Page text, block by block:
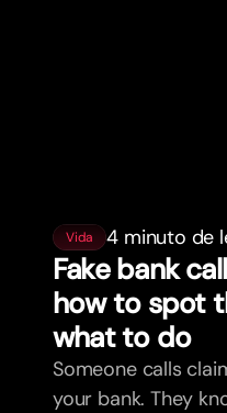
Vida 4 minuto de
Fake bank
how to spot
what to do
Someone calls
your bank. They